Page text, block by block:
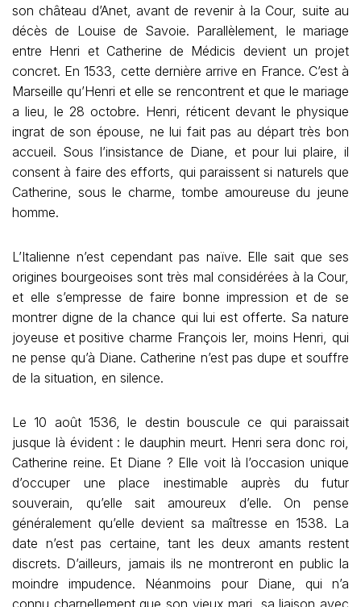
son château d’Anet, avant de revenir à la Cour, suite au
décès de Louise de Savoie. Parallèlement, le mariage
entre Henri et Catherine de Médicis devient un projet
concret. En 1533, cette dernière arrive en France. C’est à
Marseille qu’Henri et elle se rencontrent et que le mariage
a lieu, le 28 octobre. Henri, réticent devant le physique
ingrat de son épouse, ne lui fait pas au départ très bon
accueil. Sous l’insistance de Diane, et pour lui plaire, il
consent à faire des efforts, qui paraissent si naturels que
Catherine, sous le charme, tombe amoureuse du jeune
homme.
L’Italienne n’est cependant pas naïve. Elle sait que ses
origines bourgeoises sont très mal considérées à la Cour,
et elle s’empresse de faire bonne impression et de se
montrer digne de la chance qui lui est offerte. Sa nature
joyeuse et positive charme François Ier, moins Henri, qui
ne pense qu’à Diane. Catherine n’est pas dupe et souffre
de la situation, en silence.
Le 10 août 1536, le destin bouscule ce qui paraissait
jusque là évident : le dauphin meurt. Henri sera donc roi,
Catherine reine. Et Diane ? Elle voit là l’occasion unique
d’occuper une place inestimable auprès du futur
souverain, qu’elle sait amoureux d’elle. On pense
généralement qu’elle devient sa maîtresse en 1538. La
date n’est pas certaine, tant les deux amants restent
discrets. D’ailleurs, jamais ils ne montreront en public la
moindre impudence. Néanmoins pour Diane, qui n’a